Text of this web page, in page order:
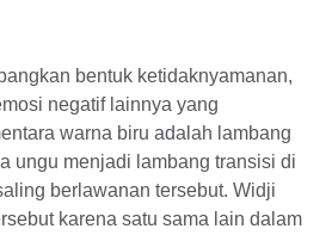
bentuk ketidaknyamanan,
negatif lainnya yang
warna biru adalah lambang
ungu menjadi lambang transisi di
berlawanan tersebut. Widji
karena satu sama lain dalam